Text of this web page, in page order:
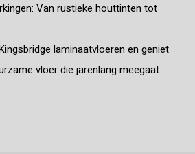
Van rustieke houttinten tot
laminaatvloeren en geniet
vloer die jarenlang meegaat.